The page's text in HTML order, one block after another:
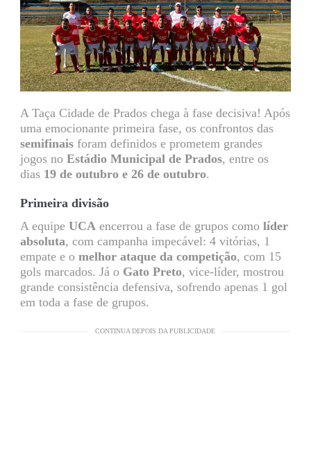
A Taça Cidade de Prados chega à fase decisiva! Após
uma emocionante primeira fase, os confrontos das
semifinaisforam definidos e prometem grandes
jogos no Estádio Municipal de Prados, entre os
dias 19 de outubro e 26 de outubro.
Primeira divisão
A equipe UCAencerrou a fase de grupos como líder
absoluta, com campanha impecável: 4 vitórias, 1
empate e o melhor ataque da competição, com 15
gols marcados. Já o Gato Preto, vice-líder, mostrou
grande consistência defensiva, sofrendo apenas 1 gol
em toda a fase de grupos.
CONTINUA DEPOIS DA PUBLICIDADE